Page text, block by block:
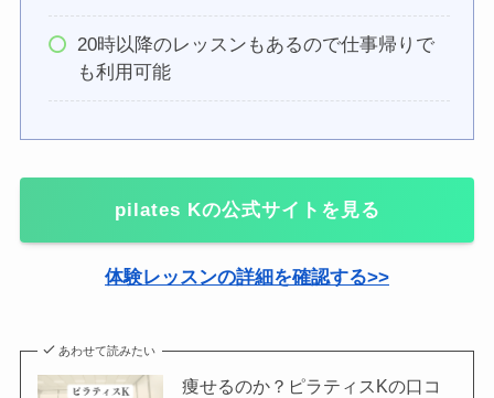
20時以降のレッスンもあるので仕事帰りで
も利用可能
pilates Kの公式サイトを見る
体験レッスンの詳細を確認する>>
あわせて読みたい
痩せるのか？ピラティスKの口コ